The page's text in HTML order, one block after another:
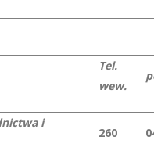
Tel.
wew.
i
260